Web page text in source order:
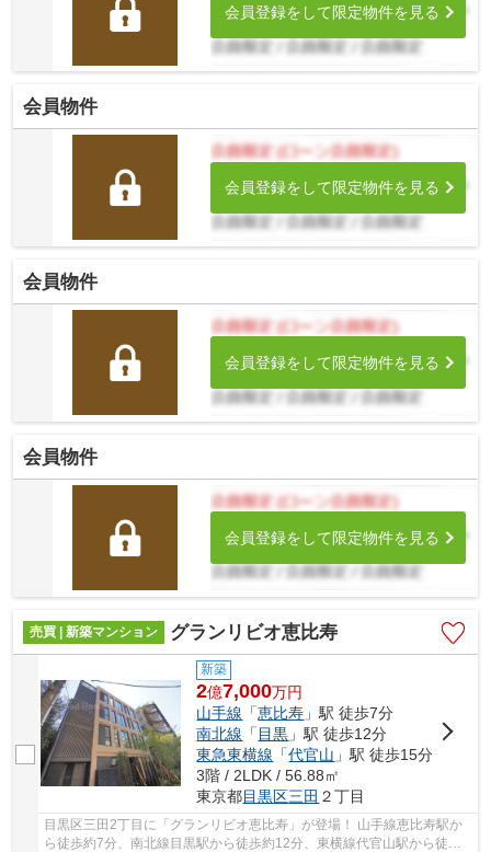
会員登録をして限定物件を見る
会員物件
会員登録をして限定物件を見る
会員物件
会員登録をして限定物件を見る
会員物件
会員登録をして限定物件を見る
売買 | 新築マンション グランリビオ恵比寿
新築
2億7,000万円
山手線 「恵比寿 」駅 徒歩7分
南北線 「目黒 」駅 徒歩12分
東急東横線 「代官山 」駅 徒歩15分
3階 / 2LDK / 56.88㎡
東京都目黒区三田 ２丁目
目黒区三田2丁目に「グランリビオ恵比寿」が登場！ 山手線恵比寿駅か
ら徒歩約7分、南北線目黒駅から徒歩約12分、東横線代官山駅から徒歩